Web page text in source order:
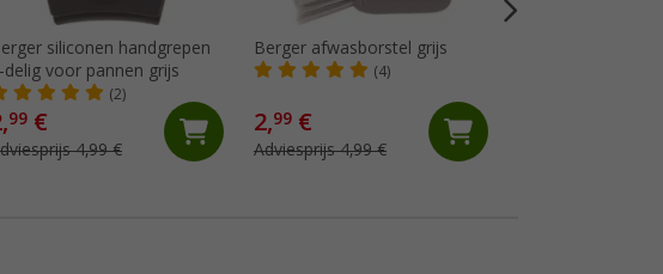
siliconen handgrepen
delig voor pannen grijs
(2)
99 €
4,99 €
Berger afwasborstel grijs
(4)
2,99 €
Adviesprijs 4,99 €